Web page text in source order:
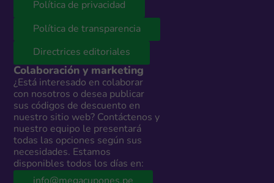
Política de privacidad
Política de transparencia
Directrices editoriales
Colaboración y marketing
¿Está interesado en colaborar
con nosotros o desea publicar
sus códigos de descuento en
nuestro sitio web? Contáctenos y
nuestro equipo le presentará
todas las opciones según sus
necesidades. Estamos
disponibles todos los días en: